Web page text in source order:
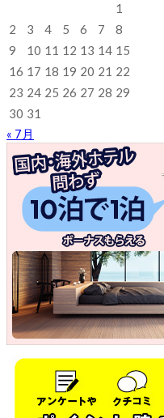
1
2
3 4 5 6 7
8
9
10 11 12 13 14 15
16 17 18 19 20 21 22
23 24 25 26 27 28 29
30 31
« 7月